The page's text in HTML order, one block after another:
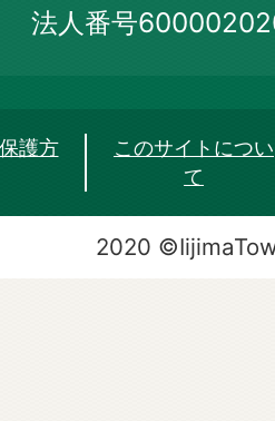
法人番号
護方
このサイトについ
て
2020